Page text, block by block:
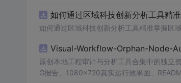
便和实用的工具，你一定会喜欢它的！
如何通过区域科技创新分析工具精
如何通过区域科技创新分析工具精准掌握区
Visual-Workflow-Orphan-Node-
原创本地工程审计与分析工具合集中的独立
G报告、1080×720真实运行效果图、